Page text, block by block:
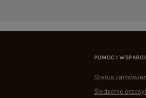
POMOC I
Status
Śledzenie